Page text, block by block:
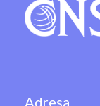
Adresa